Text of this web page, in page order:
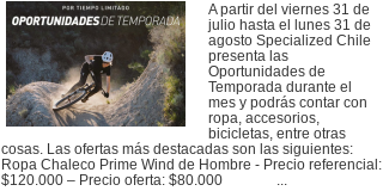
A partir del viernes 31 de
julio hasta el lunes 31 de
agosto Specialized Chile
presenta las
Oportunidades de
Temporada durante el
mes y podrás contar con
ropa, accesorios,
bicicletas, entre otras
cosas. Las ofertas más destacadas son las siguientes:
Ropa Chaleco Prime Wind de Hombre - Precio referencial:
$120.000 – Precio oferta: $80.000 ...